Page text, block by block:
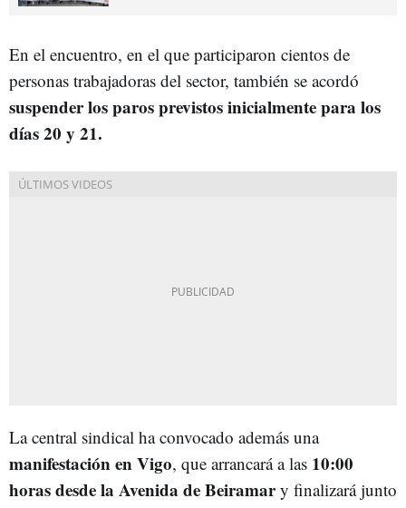
En el encuentro, en el que participaron cientos de
personas trabajadoras del sector, también se acordó
suspender los paros previstos inicialmente para los
días 20 y 21.
La central sindical ha convocado además una
manifestación en Vigo, que arrancará a las 10:00
horas desde la Avenida de Beiramary finalizará junto